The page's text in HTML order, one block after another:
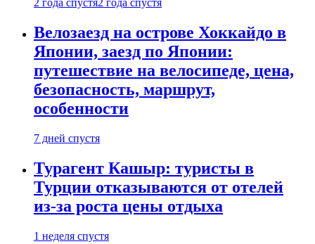
2 года спустя2 года спустя
Велозаезд на острове Хоккайдо в
Японии, заезд по Японии:
путешествие на велосипеде, цена,
безопасность, маршрут,
особенности
7 дней спустя
Турагент Кашыр: туристы в
Турции отказываются от отелей
из-за роста цены отдыха
1 неделя спустя